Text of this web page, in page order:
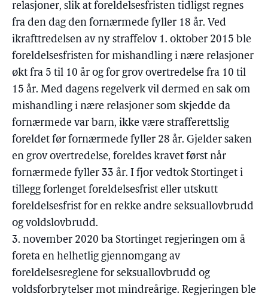
relasjoner, slik at foreldelsesfristen tidligst regnes
fra den dag den fornærmede fyller 18 år. Ved
ikrafttredelsen av ny straffelov 1. oktober 2015 ble
foreldelsesfristen for mishandling i nære relasjoner
økt fra 5 til 10 år og for grov overtredelse fra 10 til
15 år. Med dagens regelverk vil dermed en sak om
mishandling i nære relasjoner som skjedde da
fornærmede var barn, ikke være strafferettslig
foreldet før fornærmede fyller 28 år. Gjelder saken
en grov overtredelse, foreldes kravet først når
fornærmede fyller 33 år. I fjor vedtok Stortinget i
tillegg forlenget foreldelsesfrist eller utskutt
foreldelsesfrist for en rekke andre seksuallovbrudd
og voldslovbrudd.
3. november 2020 ba Stortinget regjeringen om å
foreta en helhetlig gjennomgang av
foreldelsesreglene for seksuallovbrudd og
voldsforbrytelser mot mindreårige. Regjeringen ble